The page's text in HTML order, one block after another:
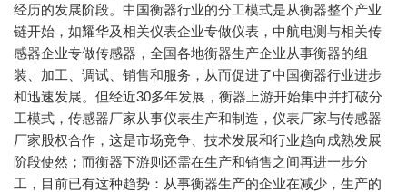
经历的发展阶段。中国衡器行业的分工模式是从衡器整个产业
链开始，如耀华及相关仪表企业专做仪表，中航电测与相关传
感器企业专做传感器，全国各地衡器生产企业从事衡器的组
装、加工、调试、销售和服务，从而促进了中国衡器行业进步
和迅速发展。但经近30多年发展，衡器上游开始集中并打破分
工模式，传感器厂家从事仪表生产和制造，仪表厂家与传感器
厂家股权合作，这是市场竞争、技术发展和行业趋向成熟发展
阶段使然；而衡器下游则还需在生产和销售之间再进一步分
工，目前已有这种趋势：从事衡器生产的企业在减少，生产的